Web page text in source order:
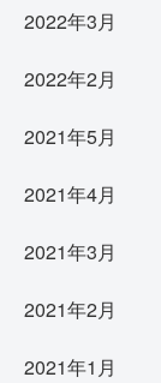
2022年3月
2022年2月
2021年5月
2021年4月
2021年3月
2021年2月
2021年1月